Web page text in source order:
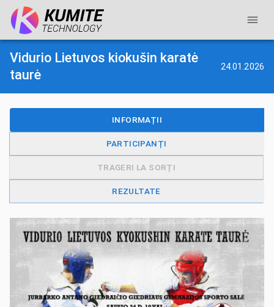
Vidurio Lietuvos kiokušin karatė
taurė
24.01.2026
INFORMAȚII
PARTICIPANȚI
TRAGERI LA SORȚI
REZULTATE